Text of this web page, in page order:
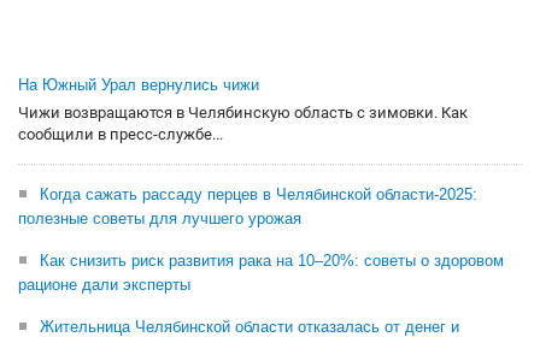
На Южный Урал вернулись чижи
Чижи возвращаются в Челябинскую область с зимовки. Как
сообщили в пресс-службе...
Когда сажать рассаду перцев в Челябинской области-2025:
полезные советы для лучшего урожая
Как снизить риск развития рака на 10–20%: советы о здоровом
рационе дали эксперты
Жительница Челябинской области отказалась от денег и